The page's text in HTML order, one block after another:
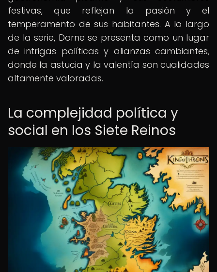
festivas, que reflejan la pasión y el
temperamento de sus habitantes. A lo largo
de la serie, Dorne se presenta como un lugar
de intrigas políticas y alianzas cambiantes,
donde la astucia y la valentía son cualidades
altamente valoradas.
La complejidad política y
social en los Siete Reinos